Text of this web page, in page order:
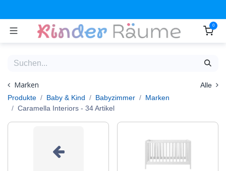
0
Marken
Alle
Produkte
Baby & Kind Babyzimmer
Marken
Caramella Interiors - 34 Artikel